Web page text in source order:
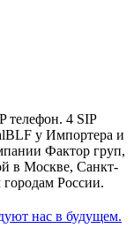
телефон. 4 SIP
у Импортера и
Фактор груп,
в Москве, Санкт-
России.
нас в будущем.